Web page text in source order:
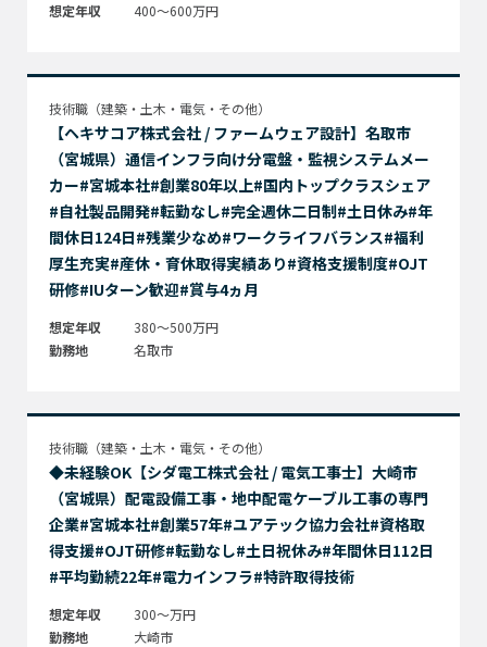
想定年収 400～600万円
技術職（建築・土木・電気・その他）
【ヘキサコア株式会社 / ファームウェア設計】名取市
（宮城県）通信インフラ向け分電盤・監視システムメー
カー#宮城本社#創業80年以上#国内トップクラスシェア
#自社製品開発#転勤なし#完全週休二日制#土日休み#年
間休日124日#残業少なめ#ワークライフバランス#福利
厚生充実#産休・育休取得実績あり#資格支援制度#OJT
研修#IUターン歓迎#賞与4ヵ月
想定年収
380～500万円
勤務地
名取市
技術職（建築・土木・電気・その他）
◆未経験OK【シダ電工株式会社 / 電気工事士】大崎市
（宮城県）配電設備工事・地中配電ケーブル工事の専門
企業#宮城本社#創業57年#ユアテック協力会社#資格取
得支援#OJT研修#転勤なし#土日祝休み#年間休日112日
#平均勤続22年#電力インフラ#特許取得技術
想定年収
300～万円
勤務地
大崎市